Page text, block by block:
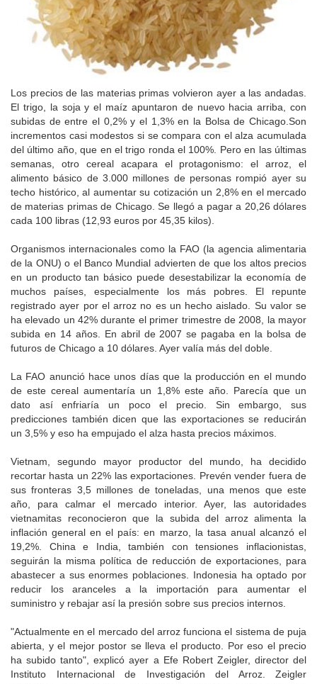
Los precios de las materias primas volvieron ayer a las andadas.
El trigo, la soja y el maíz apuntaron de nuevo hacia arriba, con
subidas de entre el 0,2% y el 1,3% en la Bolsa de Chicago.Son
incrementos casi modestos si se compara con el alza acumulada
del último año, que en el trigo ronda el 100%. Pero en las últimas
semanas, otro cereal acapara el protagonismo: el arroz, el
alimento básico de 3.000 millones de personas rompió ayer su
techo histórico, al aumentar su cotización un 2,8% en el mercado
de materias primas de Chicago. Se llegó a pagar a 20,26 dólares
cada 100 libras (12,93 euros por 45,35 kilos).
Organismos internacionales como la FAO (la agencia alimentaria
de la ONU) o el Banco Mundial advierten de que los altos precios
en un producto tan básico puede desestabilizar la economía de
muchos países, especialmente los más pobres. El repunte
registrado ayer por el arroz no es un hecho aislado. Su valor se
ha elevado un 42% durante el primer trimestre de 2008, la mayor
subida en 14 años. En abril de 2007 se pagaba en la bolsa de
futuros de Chicago a 10 dólares. Ayer valía más del doble.
La FAO anunció hace unos días que la producción en el mundo
de este cereal aumentaría un 1,8% este año. Parecía que un
dato así enfriaría un poco el precio. Sin embargo, sus
predicciones también dicen que las exportaciones se reducirán
un 3,5% y eso ha empujado el alza hasta precios máximos.
Vietnam, segundo mayor productor del mundo, ha decidido
recortar hasta un 22% las exportaciones. Prevén vender fuera de
sus fronteras 3,5 millones de toneladas, una menos que este
año, para calmar el mercado interior. Ayer, las autoridades
vietnamitas reconocieron que la subida del arroz alimenta la
inflación general en el país: en marzo, la tasa anual alcanzó el
19,2%. China e India, también con tensiones inflacionistas,
seguirán la misma política de reducción de exportaciones, para
abastecer a sus enormes poblaciones. Indonesia ha optado por
reducir los aranceles a la importación para aumentar el
suministro y rebajar así la presión sobre sus precios internos.
"Actualmente en el mercado del arroz funciona el sistema de puja
abierta, y el mejor postor se lleva el producto. Por eso el precio
ha subido tanto", explicó ayer a Efe Robert Zeigler, director del
Instituto Internacional de Investigación del Arroz. Zeigler